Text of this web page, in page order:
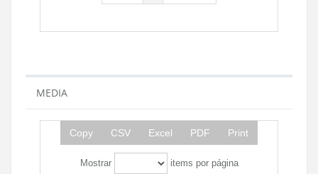
MEDIA
Copy CSV Excel PDF Print
Mostrar items por página